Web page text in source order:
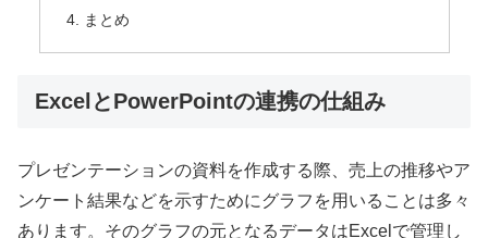
まとめ
ExcelとPowerPointの連携の仕組み
プレゼンテーションの資料を作成する際、売上の推移やア
ンケート結果などを示すためにグラフを用いることは多々
あります。そのグラフの元となるデータはExcelで管理し